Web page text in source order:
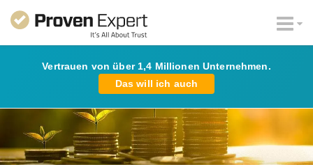
Vertrauen von über 1,4 Millionen Unternehmen.
Das will ich auch